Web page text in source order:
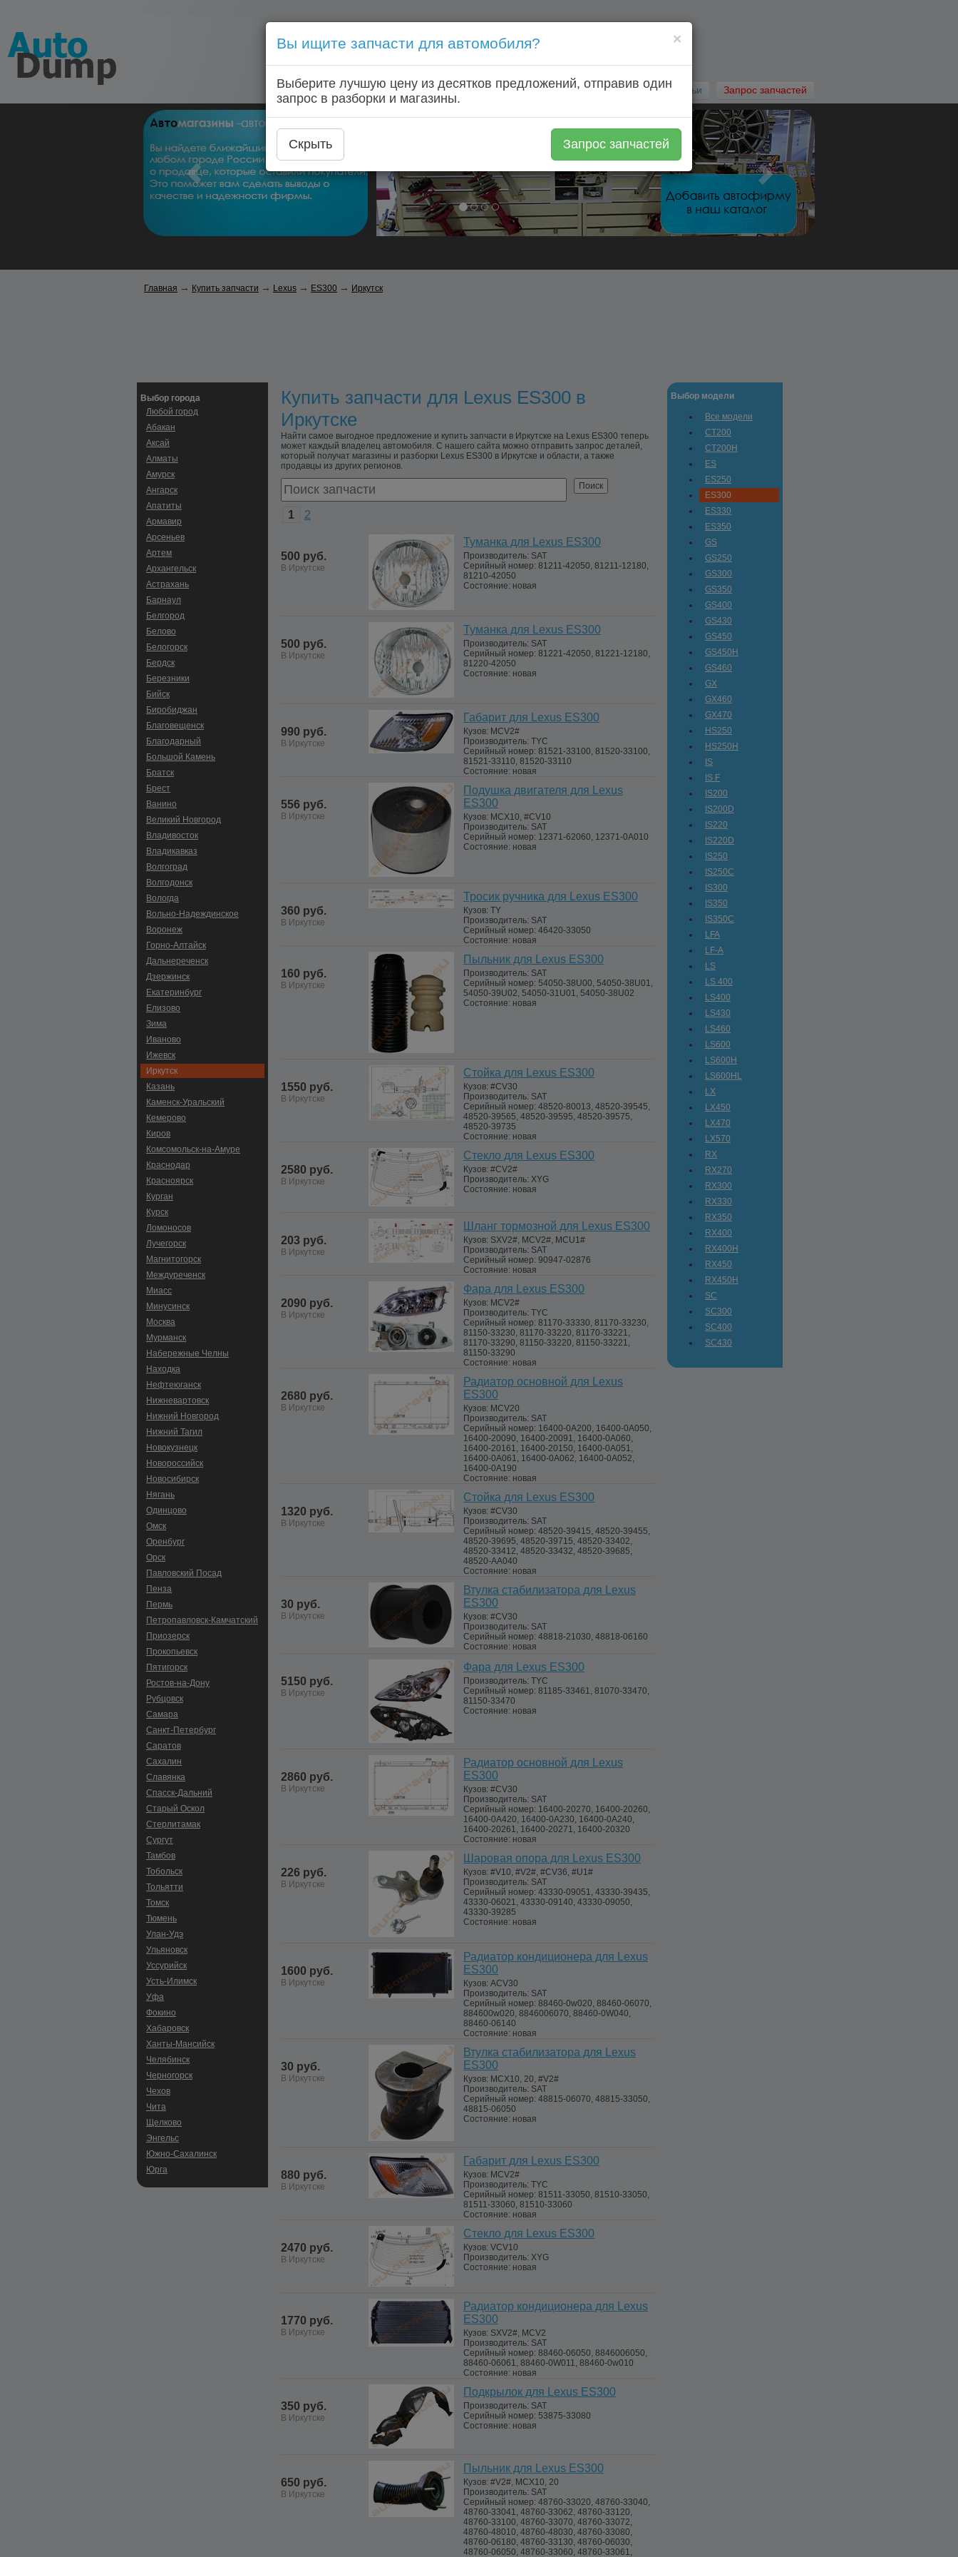
Голосовой запрос запчастей: +7 (920) 253 64 22
Главная Автозапчасти Автомагазины Авторазборки Автостатьи Запрос запчастей
Главная → Купить запчасти → Lexus → ES300 → Иркутск
Выбор города
Любой город
Абакан
Аксай
Алматы
Амурск
Ангарск
Апатиты
Армавир
Арсеньев
Артем
Архангельск
Астрахань
Барнаул
Белгород
Белово
Белогорск
Бердск
Березники
Бийск
Биробиджан
Благовещенск
Благодарный
Большой Камень
Братск
Брест
Ванино
Великий Новгород
Владивосток
Владикавказ
Волгоград
Волгодонск
Вологда
Вольно-Hадеждинское
Воронеж
Горно-Алтайск
Дальнереченск
Дзержинск
Екатеринбург
Елизово
Зима
Иваново
Ижевск
Иркутск
Казань
Каменск-Уральский
Кемерово
Киров
Комсомольск-на-Амуре
Краснодар
Красноярск
Курган
Курск
Ломоносов
Лучегорск
Магнитогорск
Междуреченск
Миасс
Минусинск
Москва
Мурманск
Набережные Челны
Находка
Нефтеюганск
Нижневартовск
Нижний Новгород
Нижний Тагил
Новокузнецк
Новороссийск
Новосибирск
Нягань
Одинцово
Омск
Оренбург
Орск
Павловский Посад
Пенза
Пермь
Петропавловск-Камчатский
Приозерск
Прокопьевск
Пятигорск
Ростов-на-Дону
Рубцовск
Самара
Санкт-Петербург
Саратов
Сахалин
Славянка
Спасск-Дальний
Старый Оскол
Стерлитамак
Сургут
Тамбов
Тобольск
Тольятти
Томск
Тюмень
Улан-Удэ
Ульяновск
Уссурийск
Усть-Илимск
Уфа
Фокино
Хабаровск
Ханты-Мансийск
Челябинск
Черногорск
Чехов
Чита
Щелково
Энгельс
Южно-Сахалинск
Юрга
Купить запчасти для Lexus ES300 в
Иркутске
Найти самое выгодное предложение и купить запчасти в Иркутске на Lexus ES300 теперь
может каждый владелец автомобиля. С нашего сайта можно отправить запрос деталей,
который получат магазины и разборки Lexus ES300 в Иркутске и области, а также
продавцы из других регионов.
1 2
500 руб.
В Иркутске
Туманка для Lexus ES300
Производитель: SAT
Серийный номер: 81211-42050, 81211-12180,
81210-42050
Состояние: новая
500 руб.
В Иркутске
Туманка для Lexus ES300
Производитель: SAT
Серийный номер: 81221-42050, 81221-12180,
81220-42050
Состояние: новая
990 руб.
В Иркутске
Габарит для Lexus ES300
Кузов: MCV2#
Производитель: TYC
Серийный номер: 81521-33100, 81520-33100,
81521-33110, 81520-33110
Состояние: новая
556 руб.
В Иркутске
Подушка двигателя для Lexus
ES300
Кузов: MCX10, #CV10
Производитель: SAT
Серийный номер: 12371-62060, 12371-0A010
Состояние: новая
360 руб.
В Иркутске
Тросик ручника для Lexus ES300
Кузов: TY
Производитель: SAT
Серийный номер: 46420-33050
Состояние: новая
160 руб.
В Иркутске
Пыльник для Lexus ES300
Производитель: SAT
Серийный номер: 54050-38U00, 54050-38U01,
54050-39U02, 54050-31U01, 54050-38U02
Состояние: новая
1550 руб.
В Иркутске
Стойка для Lexus ES300
Кузов: #CV30
Производитель: SAT
Серийный номер: 48520-80013, 48520-39545,
48520-39565, 48520-39595, 48520-39575,
48520-39735
Состояние: новая
2580 руб.
В Иркутске
Стекло для Lexus ES300
Кузов: #CV2#
Производитель: XYG
Состояние: новая
203 руб.
В Иркутске
Шланг тормозной для Lexus ES300
Кузов: SXV2#, MCV2#, MCU1#
Производитель: SAT
Серийный номер: 90947-02876
Состояние: новая
2090 руб.
В Иркутске
Фара для Lexus ES300
Кузов: MCV2#
Производитель: TYC
Серийный номер: 81170-33330, 81170-33230,
81150-33230, 81170-33220, 81170-33221,
81170-33290, 81150-33220, 81150-33221,
81150-33290
Состояние: новая
2680 руб.
В Иркутске
Радиатор основной для Lexus
ES300
Кузов: MCV20
Производитель: SAT
Серийный номер: 16400-0A200, 16400-0A050,
16400-20090, 16400-20091, 16400-0A060,
16400-20161, 16400-20150, 16400-0A051,
16400-0A061, 16400-0A062, 16400-0A052,
16400-0A190
Состояние: новая
1320 руб.
В Иркутске
Стойка для Lexus ES300
Кузов: #CV30
Производитель: SAT
Серийный номер: 48520-39415, 48520-39455,
48520-39695, 48520-39715, 48520-33402,
48520-33412, 48520-33432, 48520-39685,
48520-AA040
Состояние: новая
30 руб.
В Иркутске
Втулка стабилизатора для Lexus
ES300
Кузов: #CV30
Производитель: SAT
Серийный номер: 48818-21030, 48818-06160
Состояние: новая
5150 руб.
В Иркутске
Фара для Lexus ES300
Производитель: TYC
Серийный номер: 81185-33461, 81070-33470,
81150-33470
Состояние: новая
2860 руб.
В Иркутске
Радиатор основной для Lexus
ES300
Кузов: #CV30
Производитель: SAT
Серийный номер: 16400-20270, 16400-20260,
16400-0A420, 16400-0A230, 16400-0A240,
16400-20261, 16400-20271, 16400-20320
Состояние: новая
226 руб.
В Иркутске
Шаровая опора для Lexus ES300
Кузов: #V10, #V2#, #CV36, #U1#
Производитель: SAT
Серийный номер: 43330-09051, 43330-39435,
43330-06021, 43330-09140, 43330-09050,
43330-39285
Состояние: новая
1600 руб.
В Иркутске
Радиатор кондиционера для Lexus
ES300
Кузов: ACV30
Производитель: SAT
Серийный номер: 88460-0w020, 88460-06070,
884600w020, 8846006070, 88460-0W040,
88460-06140
Состояние: новая
30 руб.
В Иркутске
Втулка стабилизатора для Lexus
ES300
Кузов: MCX10, 20, #V2#
Производитель: SAT
Серийный номер: 48815-06070, 48815-33050,
48815-06050
Состояние: новая
880 руб.
В Иркутске
Габарит для Lexus ES300
Кузов: MCV2#
Производитель: TYC
Серийный номер: 81511-33050, 81510-33050,
81511-33060, 81510-33060
Состояние: новая
2470 руб.
В Иркутске
Стекло для Lexus ES300
Кузов: VCV10
Производитель: XYG
Состояние: новая
1770 руб.
В Иркутске
Радиатор кондиционера для Lexus
ES300
Кузов: SXV2#, MCV2
Производитель: SAT
Серийный номер: 88460-06050, 8846006050,
88460-06061, 88460-0W011, 88460-0w010
Состояние: новая
350 руб.
В Иркутске
Подкрылок для Lexus ES300
Производитель: SAT
Серийный номер: 53875-33080
Состояние: новая
650 руб.
В Иркутске
Пыльник для Lexus ES300
Кузов: #V2#, MCX10, 20
Производитель: SAT
Серийный номер: 48760-33020, 48760-33040,
48760-33041, 48760-33062, 48760-33120,
48760-33100, 48760-33070, 48760-33072,
48760-48010, 48760-48030, 48760-33080,
48760-06180, 48760-33130, 48760-06030,
48760-06050, 48760-33060, 48760-33061,
Выбор модели
Все модели
CT200
CT200H
ES
ES250
ES300
ES330
ES350
GS
GS250
GS300
GS350
GS400
GS430
GS450
GS450H
GS460
GX
GX460
GX470
HS250
HS250H
IS
IS F
IS200
IS200D
IS220
IS220D
IS250
IS250C
IS300
IS350
IS350C
LFA
LF-A
LS
LS 400
LS400
LS430
LS460
LS600
LS600H
LS600HL
LX
LX450
LX470
LX570
RX
RX270
RX300
RX330
RX350
RX400
RX400H
RX450
RX450H
SC
SC300
SC400
SC430
×
Вы ищите запчасти для автомобиля?
Выберите лучшую цену из десятков предложений, отправив один
запрос в разборки и магазины.
Скрыть Запрос запчастей